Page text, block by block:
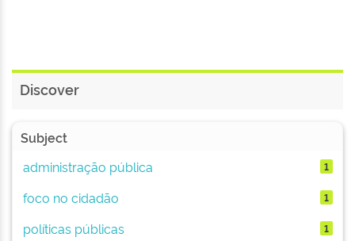
Discover
Subject
administração pública
1
foco no cidadão 1
políticas públicas 1